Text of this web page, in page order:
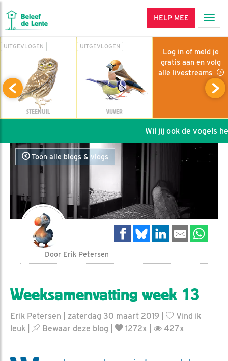
HELP MEE
UITGEVLOGEN
STEENUIL
UITGEVLOGEN
VIJVER
Log in of meld je
gratis aan en volg
alle livestreams
Wil jij ook de vogels
Toon alle blogs & vlogs
Door Erik Petersen
Weeksamenvatting week 13
Erik Petersen | zaterdag 30 maart 2019 |
Vind ik
leuk
Bewaar deze blog 1272x | 427x